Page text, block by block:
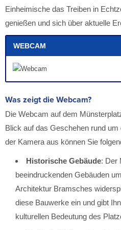
Einheimische das Treiben in
genießen und sich über aktuelle
WEBCAM
Was zeigt die Webcam?
Die Webcam auf dem
Blick auf das Geschehen rund
der Kamera aus können Sie
Historische Gebäude: Der
beeindruckenden Gebäuden
Architektur Bramsches
diese Bauwerke ein und gibt
kulturellen Bedeutung des